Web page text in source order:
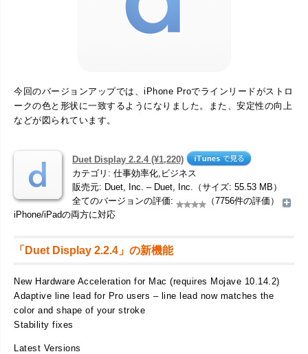
今回のバージョンアップでは、iPhone Proでラインリードがストロ
ークの色と形状に一致するようになりました。また、安定性の向上
などが図られています。
Duet Display 2.2.4 (¥1,220)
カテゴリ: 仕事効率化,ビジネス
販売元: Duet, Inc. – Duet, Inc.（サイズ: 55.53 MB）
全てのバージョンの評価:
（7756件の評価）
iPhone/iPadの両方に対応
「Duet Display 2.2.4」の新機能
New Hardware Acceleration for Mac (requires Mojave 10.14.2)
Adaptive line lead for Pro users – line lead now matches the
color and shape of your stroke
Stability fixes
Latest Versions